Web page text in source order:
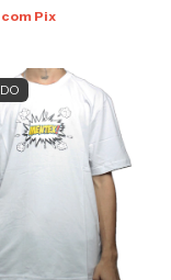
com Pix